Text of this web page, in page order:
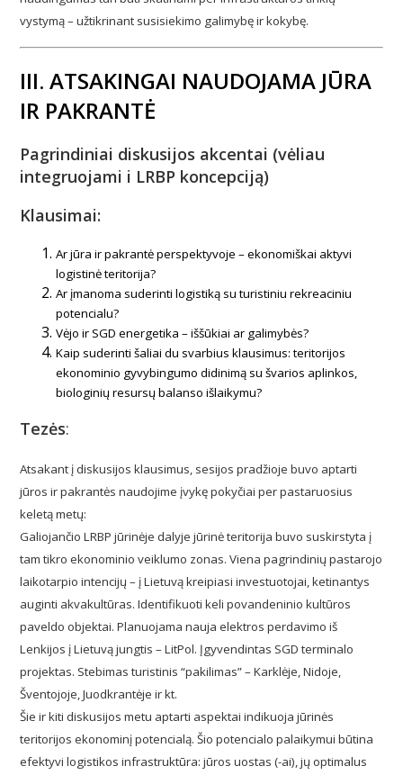
vystymą – užtikrinant susisiekimo galimybę ir kokybę.
III. ATSAKINGAI NAUDOJAMA JŪRA
IR PAKRANTĖ
Pagrindiniai diskusijos akcentai (vėliau
integruojami i LRBP koncepciją)
Klausimai:
Ar jūra ir pakrantė perspektyvoje – ekonomiškai aktyvi
logistinė teritorija?
Ar įmanoma suderinti logistiką su turistiniu rekreaciniu
potencialu?
Vėjo ir SGD energetika – iššūkiai ar galimybės?
Kaip suderinti šaliai du svarbius klausimus: teritorijos
ekonominio gyvybingumo didinimą su švarios aplinkos,
biologinių resursų balanso išlaikymu?
Tezės:
Atsakant į diskusijos klausimus, sesijos pradžioje buvo aptarti
jūros ir pakrantės naudojime įvykę pokyčiai per pastaruosius
keletą metų:
Galiojančio LRBP jūrinėje dalyje jūrinė teritorija buvo suskirstyta į
tam tikro ekonominio veiklumo zonas. Viena pagrindinių pastarojo
laikotarpio intencijų – į Lietuvą kreipiasi investuotojai, ketinantys
auginti akvakultūras. Identifikuoti keli povandeninio kultūros
paveldo objektai. Planuojama nauja elektros perdavimo iš
Lenkijos į Lietuvą jungtis – LitPol. Įgyvendintas SGD terminalo
projektas. Stebimas turistinis “pakilimas” – Karklėje, Nidoje,
Šventojoje, Juodkrantėje ir kt.
Šie ir kiti diskusijos metu aptarti aspektai indikuoja jūrinės
teritorijos ekonominį potencialą. Šio potencialo palaikymui būtina
efektyvi logistikos infrastruktūra: jūros uostas (-ai), jų optimalus